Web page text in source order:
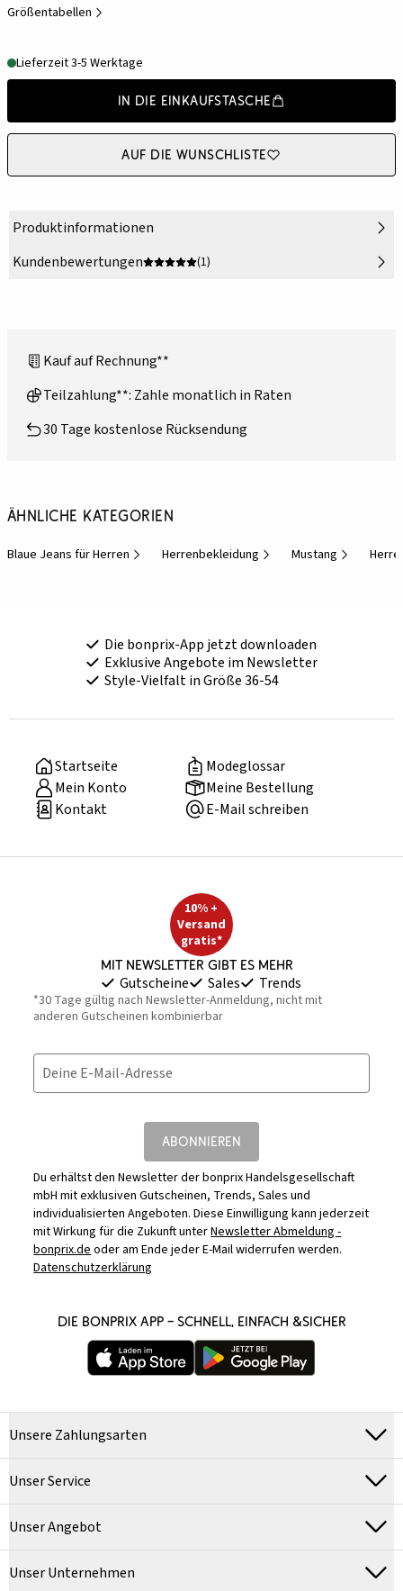
Größentabellen
Lieferzeit 3-5 Werktage
In die Einkaufstasche
Auf die Wunschliste
Produktinformationen
Kundenbewertungen
(1)
Kauf auf Rechnung**
Teilzahlung**: Zahle monatlich in Raten
30 Tage kostenlose Rücksendung
Ähnliche Kategorien
Blaue Jeans für Herren Herrenbekleidung Mustang
Die bonprix-App jetzt downloaden
Exklusive Angebote im Newsletter
Style-Vielfalt in Größe 36-54
Startseite
Modeglossar
Mein Konto
Meine Bestellung
Kontakt
E-Mail schreiben
10% +
Versand
gratis*
Mit Newsletter gibt es mehr
Gutscheine Sales Trends
*30 Tage gültig nach Newsletter-Anmeldung, nicht mit
anderen Gutscheinen kombinierbar
Deine E-Mail-Adresse
ABONNIEREN
Du erhältst den Newsletter der bonprix Handelsgesellschaft
mbH mit exklusiven Gutscheinen, Trends, Sales und
individualisierten Angeboten. Diese Einwilligung kann jederzeit
mit Wirkung für die Zukunft unterNewsletter Abmeldung -
bonprix.deoder am Ende jeder E-Mail widerrufen werden.
Datenschutzerklärung
DIE BONPRIX APP – SCHNELL, EINFACH &SICHER
Unsere Zahlungsarten
Unser Service
Unser Angebot
Unser Unternehmen